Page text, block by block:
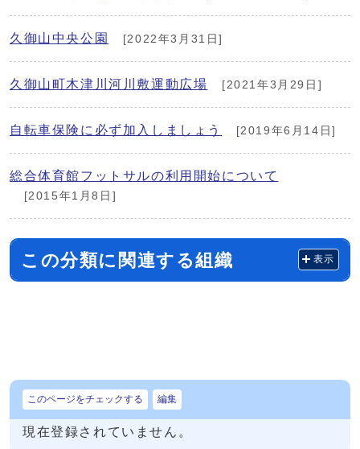
久御山中央公園 [2022年3月31日]
久御山町木津川河川敷運動広場 [2021年3月29日]
自転車保険に必ず加入しましょう [2019年6月14日]
総合体育館フットサルの利用開始について
[2015年1月8日]
この分類に関連する組織 表示
このページをチェックする 編集
現在登録されていません。